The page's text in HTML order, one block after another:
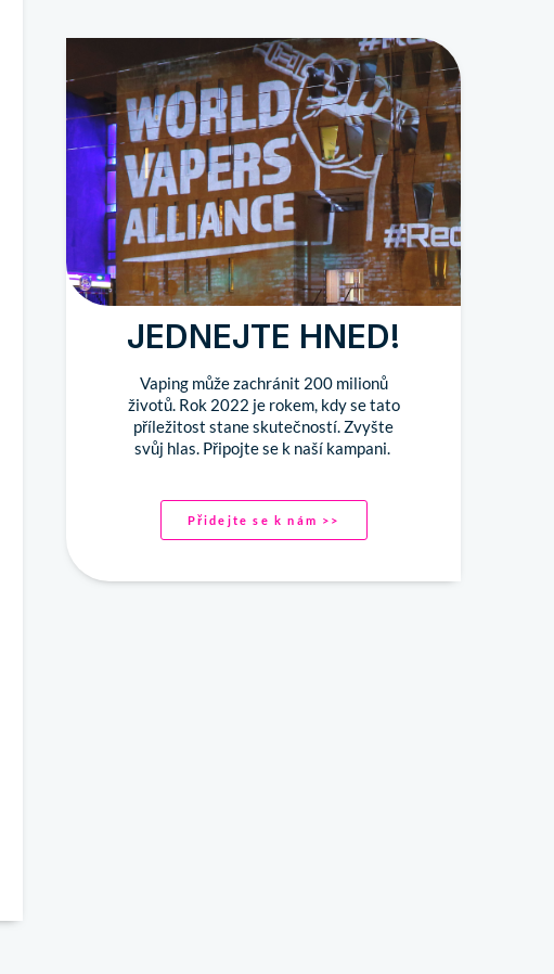
JEDNEJTE HNED!
Vaping může zachránit 200 milionů
životů. Rok 2022 je rokem, kdy se tato
příležitost stane skutečností. Zvyšte
svůj hlas. Připojte se k naší kampani.
Přidejte se k nám >>